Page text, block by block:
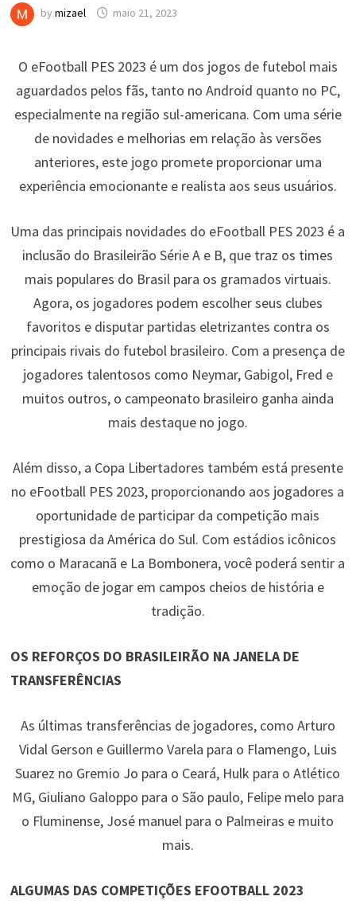
by mizael maio 21, 2023
O eFootball PES 2023 é um dos jogos de futebol mais
aguardados pelos fãs, tanto no Android quanto no PC,
especialmente na região sul-americana. Com uma série
de novidades e melhorias em relação às versões
anteriores, este jogo promete proporcionar uma
experiência emocionante e realista aos seus usuários.
Uma das principais novidades do eFootball PES 2023 é a
inclusão do Brasileirão Série A e B, que traz os times
mais populares do Brasil para os gramados virtuais.
Agora, os jogadores podem escolher seus clubes
favoritos e disputar partidas eletrizantes contra os
principais rivais do futebol brasileiro. Com a presença de
jogadores talentosos como Neymar, Gabigol, Fred e
muitos outros, o campeonato brasileiro ganha ainda
mais destaque no jogo.
Além disso, a Copa Libertadores também está presente
no eFootball PES 2023, proporcionando aos jogadores a
oportunidade de participar da competição mais
prestigiosa da América do Sul. Com estádios icônicos
como o Maracanã e La Bombonera, você poderá sentir a
emoção de jogar em campos cheios de história e
tradição.
OS REFORÇOS DO BRASILEIRÃO NA JANELA DE
TRANSFERÊNCIAS
As últimas transferências de jogadores, como Arturo
Vidal Gerson e Guillermo Varela para o Flamengo, Luis
Suarez no Gremio Jo para o Ceará, Hulk para o Atlético
MG, Giuliano Galoppo para o São paulo, Felipe melo para
o Fluminense, José manuel para o Palmeiras e muito
mais.
ALGUMAS DAS COMPETIÇÕES EFOOTBALL 2023